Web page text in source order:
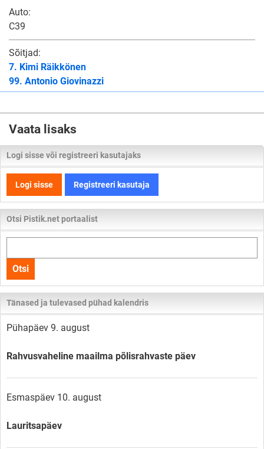
Auto:
C39
Sõitjad:
7. Kimi Räikkönen
99. Antonio Giovinazzi
Vaata lisaks
Logi sisse või registreeri kasutajaks
Logi sisse Registreeri kasutaja
Otsi Pistik.net portaalist
kogu
lehelt
Otsi
Tänased ja tulevased pühad kalendris
Pühapäev 9. august
Rahvusvaheline maailma põlisrahvaste päev
Esmaspäev 10. august
Lauritsapäev